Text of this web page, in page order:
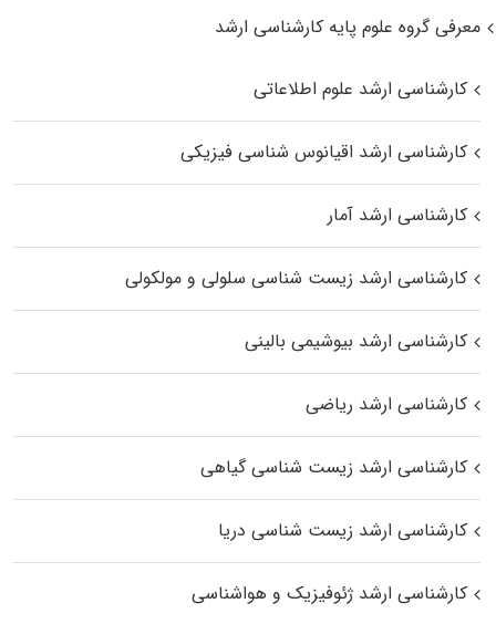
معرفی گروه علوم پایه کارشناسی ارشد
کارشناسی ارشد علوم اطلاعاتی
کارشناسی ارشد اقیانوس‌ شناسی فیزیکی
کارشناسی ارشد آمار
کارشناسی ارشد زیست شناسی سلولی و مولکولی
کارشناسی ارشد بیوشیمی بالینی
کارشناسی ارشد ریاضی
کارشناسی ارشد زیست‌ شناسی گیاهی
کارشناسی ارشد زیست‌ شناسی دریا
کارشناسی ارشد ژئوفیزیک و هواشناسی